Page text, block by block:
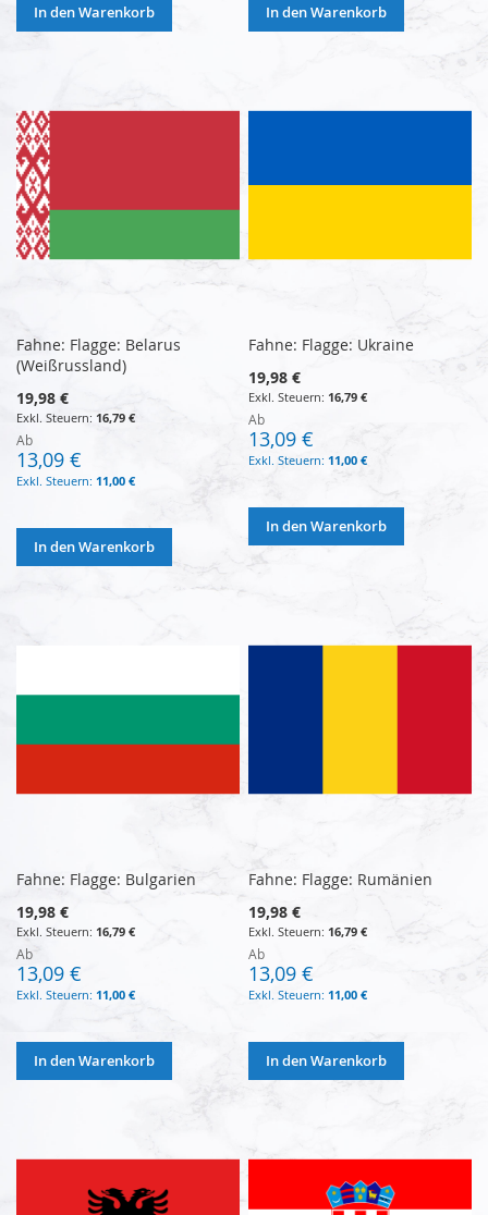
In den Warenkorb In den Warenkorb
Fahne: Flagge: Belarus
(Weißrussland)
19,98 €
16,79 €
Ab
13,09 €
11,00 €
In den Warenkorb
Fahne: Flagge: Ukraine
19,98 €
16,79 €
Ab
13,09 €
11,00 €
In den Warenkorb
Fahne: Flagge: Bulgarien
19,98 €
16,79 €
Ab
13,09 €
11,00 €
In den Warenkorb
Fahne: Flagge: Rumänien
19,98 €
16,79 €
Ab
13,09 €
11,00 €
In den Warenkorb